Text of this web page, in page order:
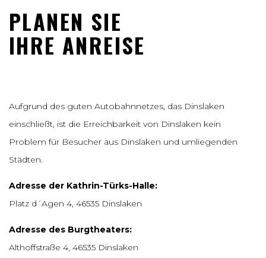
PLANEN SIE
IHRE ANREISE
Aufgrund des guten Autobahnnetzes, das Dinslaken
einschließt, ist die Erreichbarkeit von Dinslaken kein
Problem für Besucher aus Dinslaken und umliegenden
Städten.
Adresse der Kathrin-Türks-Halle:
Platz d´Agen 4, 46535 Dinslaken
Adresse des Burgtheaters:
Althoffstraße 4, 46535 Dinslaken